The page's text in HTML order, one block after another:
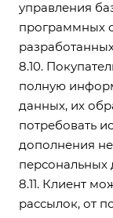
управления
программных
8.10.
полную
данных, их
потребовать
дополнения
персональных
8.11. Клиент
рассылок, от